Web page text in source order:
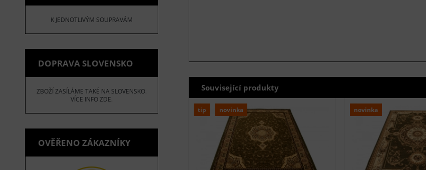
K JEDNOTLIVÝM SOUPRAVÁM
DOPRAVA SLOVENSKO
ZBOŽÍ ZASÍLÁME TAKÉ NA SLOVENSKO.
VÍCE INFO ZDE.
OVĚŘENO ZÁKAZNÍKY
Související produkty
tip novinka novinka